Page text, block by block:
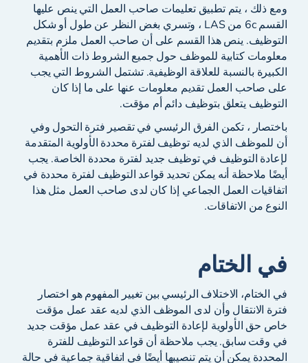
ومع ذلك ، يتم تطبيق تعليمات صاحب العمل التي ينص عليها
القسم 6c من LAS ، وتسري بغض النظر عن طول أو شكل
التوظيف. ينص هذا القسم على أن صاحب العمل ملزم بتقديم
معلومات كتابية للموظف حول جميع الشروط ذات الأهمية
الكبيرة بالنسبة للعلاقة الوظيفية. تشتمل الشروط التي يجب
على صاحب العمل تقديم معلومات عنها على ما إذا كان
التوظيف يتعلق بتوظيف دائم أم مؤقت.
باختصار ، تكمن الفرق الرئيسي في تقصير فترة التحول وفي
أن للموظف الذي لديه توظيف لفترة محددة الأولوية المتقدمة
لإعادة التوظيف في توظيف جديد لفترة محددة الخاصة. يجب
أيضًا ملاحظة أنه يمكن تحديد قواعد التوظيف لفترة محددة في
اتفاقيات العمل الجماعي إذا كان لدى صاحب العمل مثل هذا
النوع من الاتفاقات.
في الختام
في الختام، الاختلاف الرئيسي بين تغيير المفهوم هو اختصار
فترة الانتقال وأن لدى الموظف الذي لديه عقد عمل مؤقت
خاص حق الأولوية لإعادة التوظيف في عقد عمل مؤقت جديد
في وقت سابق. يجب ملاحظة أن قواعد التوظيف للفترة
المحددة يمكن أن يتم تنصيبها أيضًا في اتفاقية جماعية في حالة